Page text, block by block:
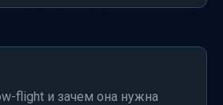
flight и зачем она нужна